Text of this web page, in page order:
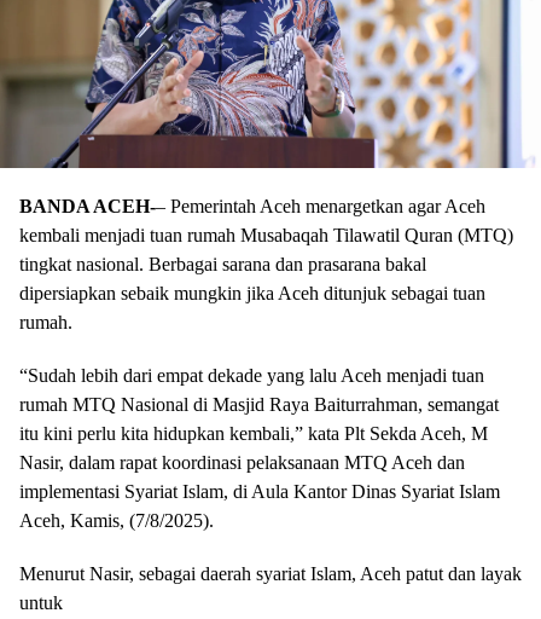
BANDA ACEH-– Pemerintah Aceh menargetkan agar Aceh
kembali menjadi tuan rumah Musabaqah Tilawatil Quran (MTQ)
tingkat nasional. Berbagai sarana dan prasarana bakal
dipersiapkan sebaik mungkin jika Aceh ditunjuk sebagai tuan
rumah.
“Sudah lebih dari empat dekade yang lalu Aceh menjadi tuan
rumah MTQ Nasional di Masjid Raya Baiturrahman, semangat
itu kini perlu kita hidupkan kembali,” kata Plt Sekda Aceh, M
Nasir, dalam rapat koordinasi pelaksanaan MTQ Aceh dan
implementasi Syariat Islam, di Aula Kantor Dinas Syariat Islam
Aceh, Kamis, (7/8/2025).
Menurut Nasir, sebagai daerah syariat Islam, Aceh patut dan layak
untuk